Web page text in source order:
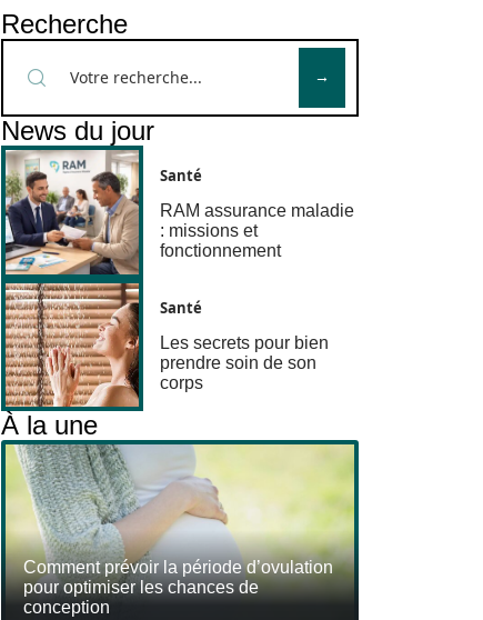
Recherche
News du jour
Santé
RAM assurance maladie
: missions et
fonctionnement
Santé
Les secrets pour bien
prendre soin de son
corps
À la une
Comment prévoir la période d’ovulation
pour optimiser les chances de
conception